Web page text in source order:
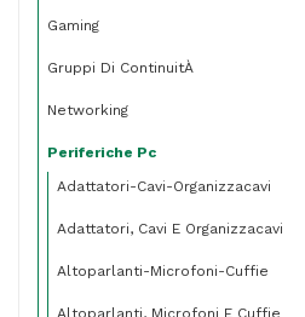
Gaming
Gruppi Di ContinuitÀ
Networking
Periferiche Pc
Adattatori-Cavi-Organizzacavi
Adattatori, Cavi E Organizzacavi
Altoparlanti-Microfoni-Cuffie
Altoparlanti, Microfoni E Cuffie